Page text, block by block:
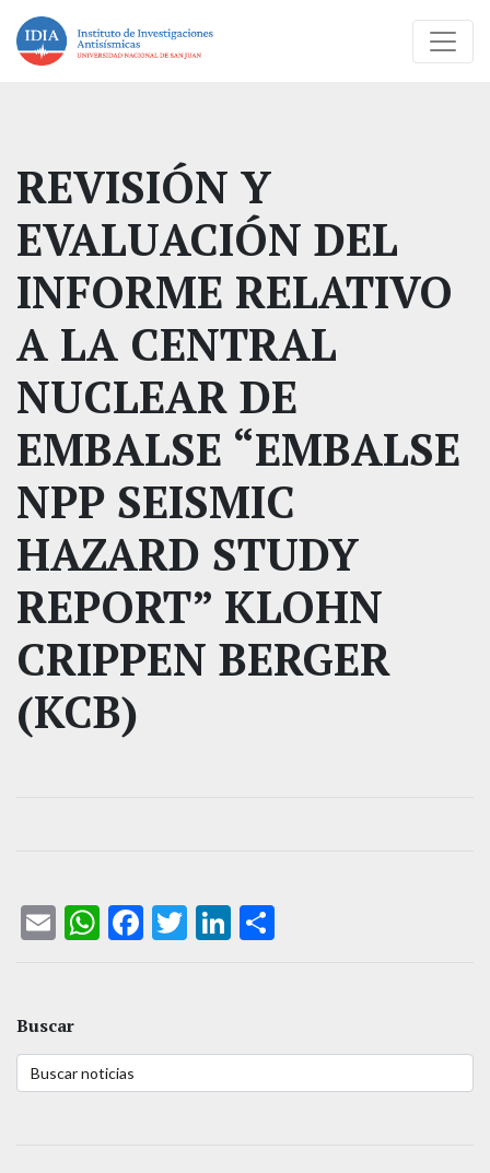
REVISIÓN Y
EVALUACIÓN DEL
INFORME RELATIVO
A LA CENTRAL
NUCLEAR DE
EMBALSE “EMBALSE
NPP SEISMIC
HAZARD STUDY
REPORT” KLOHN
CRIPPEN BERGER
(KCB)
EmailWhatsApp
Facebook
TwitterLinkedIn
Buscar